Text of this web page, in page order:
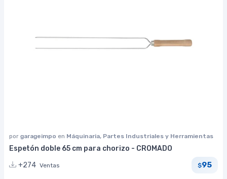
por garageimpo en Máquinaria, Partes Industriales y Herramientas
Espetón doble 65 cm para chorizo - CROMADO
+274 Ventas $95